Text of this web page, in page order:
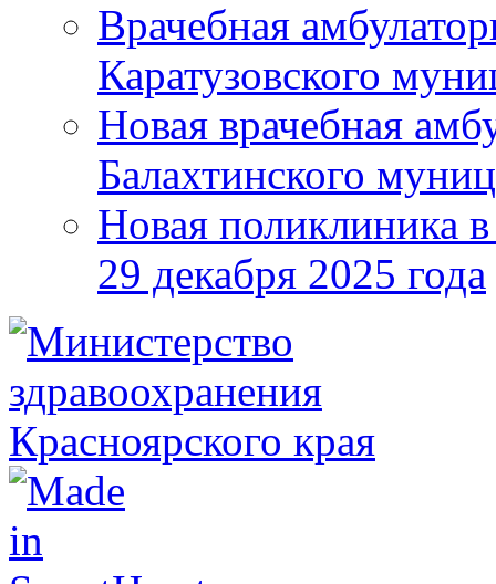
Врачебная
Каратузовского
Новая врачебная
Балахтинского
Новая поликлиника
29 декабря 2025 года